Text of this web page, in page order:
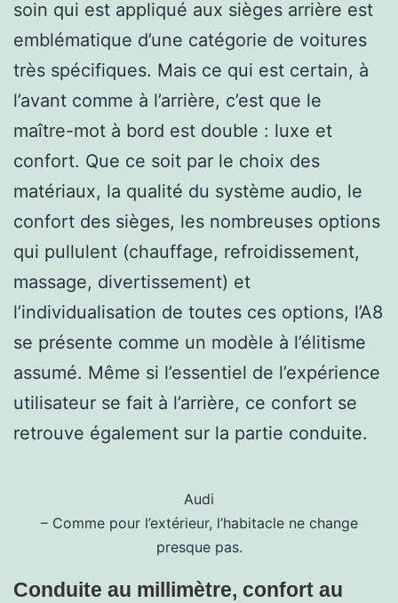
soin qui est appliqué aux sièges arrière est
emblématique d’une catégorie de voitures
très spécifiques. Mais ce qui est certain, à
l’avant comme à l’arrière, c’est que le
maître-mot à bord est double : luxe et
confort. Que ce soit par le choix des
matériaux, la qualité du système audio, le
confort des sièges, les nombreuses options
qui pullulent (chauffage, refroidissement,
massage, divertissement) et
l’individualisation de toutes ces options, l’A8
se présente comme un modèle à l’élitisme
assumé. Même si l’essentiel de l’expérience
utilisateur se fait à l’arrière, ce confort se
retrouve également sur la partie conduite.
Audi
– Comme pour l’extérieur, l’habitacle ne change
presque pas.
Conduite au millimètre, confort au